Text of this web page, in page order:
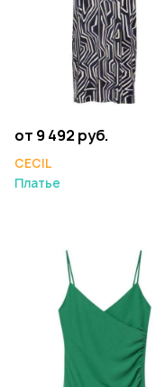
от 9 492 руб.
CECIL
Платье